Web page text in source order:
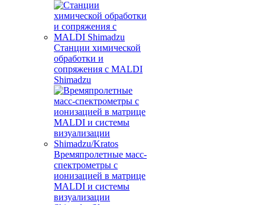
Станции химической
обработки и
сопряжения с MALDI
Shimadzu
Времяпролетные масс-
спектрометры с
ионизацией в матрице
MALDI и системы
визуализации